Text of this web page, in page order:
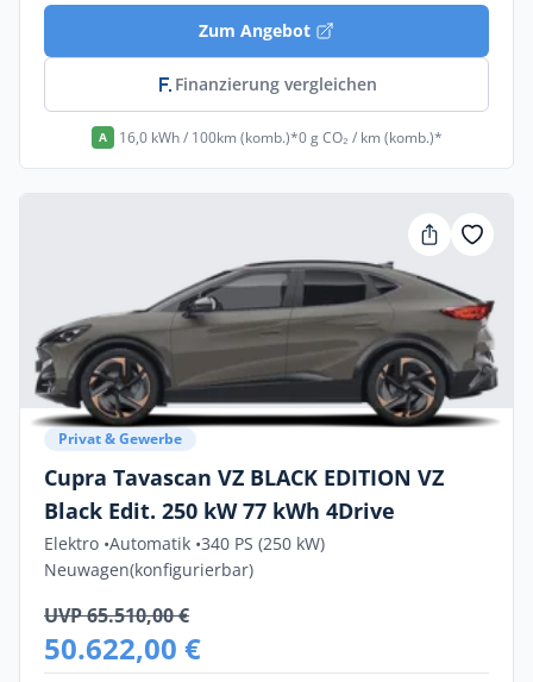
Zum Angebot
Finanzierung vergleichen
A 16,0 kWh / 100km (komb.)*0 g CO₂ / km (komb.)*
Privat & Gewerbe
Cupra Tavascan VZ BLACK EDITION VZ
Black Edit. 250 kW 77 kWh 4Drive
Elektro •Automatik •340 PS (250 kW)
Neuwagen(konfigurierbar)
UVP 65.510,00 €
50.622,00 €